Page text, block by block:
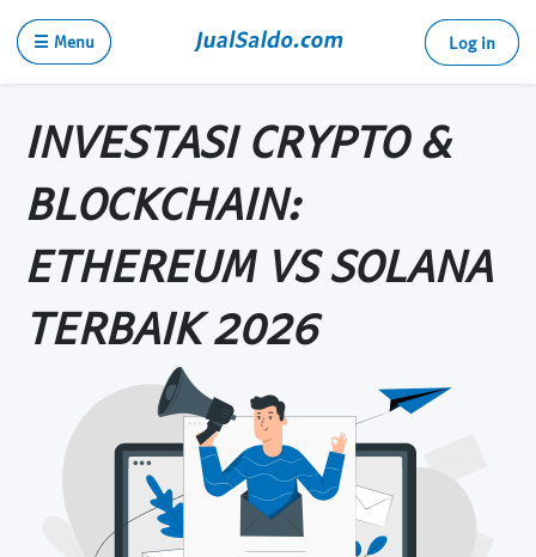
☰ Menu Log in
INVESTASI CRYPTO &
BLOCKCHAIN:
ETHEREUM VS SOLANA
TERBAIK 2026